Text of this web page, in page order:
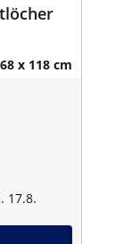
x 118 cm
17.8.